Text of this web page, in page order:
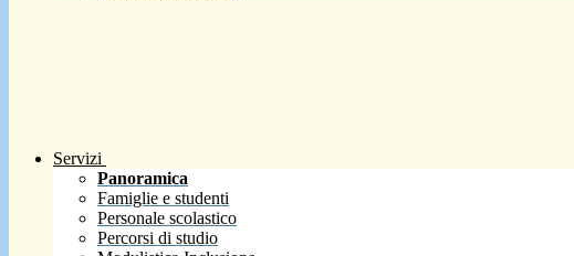
Servizi
Panoramica
Famiglie e studenti
Personale scolastico
Percorsi di studio